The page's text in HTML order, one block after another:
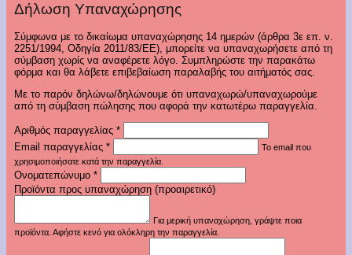
Δήλωση Υπαναχώρησης
Σύμφωνα με το δικαίωμα υπαναχώρησης 14 ημερών (άρθρα 3ε επ. ν.
2251/1994, Οδηγία 2011/83/ΕΕ), μπορείτε να υπαναχωρήσετε από τη
σύμβαση χωρίς να αναφέρετε λόγο. Συμπληρώστε την παρακάτω
φόρμα και θα λάβετε επιβεβαίωση παραλαβής του αιτήματός σας.
Με το παρόν δηλώνω/δηλώνουμε ότι υπαναχωρώ/υπαναχωρούμε
από τη σύμβαση πώλησης που αφορά την κατωτέρω παραγγελία.
Αριθμός παραγγελίας *
Email παραγγελίας *
Το email που
χρησιμοποιήσατε κατά την παραγγελία.
Ονοματεπώνυμο *
Προϊόντα προς υπαναχώρηση (προαιρετικό)
Για μερική υπαναχώρηση, γράψτε ποια
προϊόντα. Αφήστε κενό για ολόκληρη την παραγγελία.